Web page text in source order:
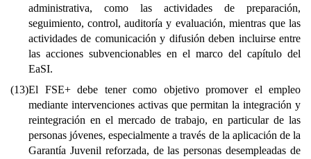
administrativa, como las actividades de preparación,
seguimiento, control, auditoría y evaluación, mientras que las
actividades de comunicación y difusión deben incluirse entre
las acciones subvencionables en el marco del capítulo del
EaSI.
(13)El FSE+ debe tener como objetivo promover el empleo
mediante intervenciones activas que permitan la integración y
reintegración en el mercado de trabajo, en particular de las
personas jóvenes, especialmente a través de la aplicación de la
Garantía Juvenil reforzada, de las personas desempleadas de